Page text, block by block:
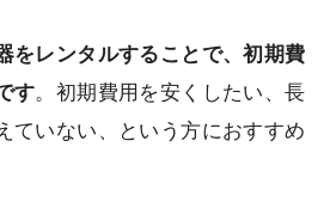
をレンタルすることで、初期費
す。初期費用を安くしたい、長
ていない、という方におすすめ